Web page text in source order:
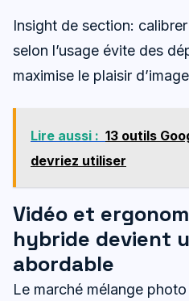
Insight de section:
selon l’usage évite des
maximise le plaisir
Lire aussi : 13 outils
devriez utiliser
Vidéo et
hybride devient
abordable
Le marché mélange